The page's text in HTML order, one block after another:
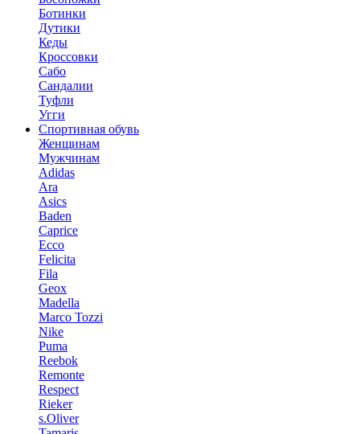
Ботинки
Дутики
Кеды
Кроссовки
Сабо
Сандалии
Туфли
Угги
Спортивная обувь
Женщинам
Мужчинам
Adidas
Ara
Asics
Baden
Caprice
Ecco
Felicita
Fila
Geox
Madella
Marco Tozzi
Nike
Puma
Reebok
Remonte
Respect
Rieker
s.Oliver